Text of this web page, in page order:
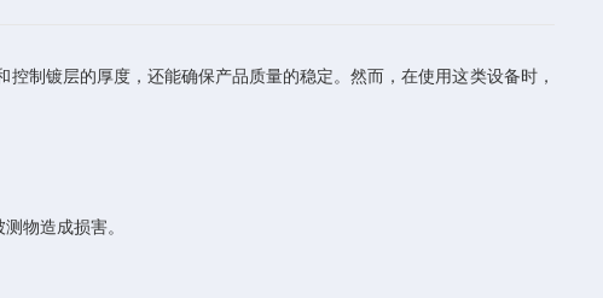
镀层的厚度，还能确保产品质量的稳定。然而，在使用这类设备时，
物造成损害。